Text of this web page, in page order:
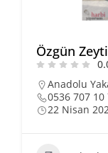
Özgün
Anadolu
0536 707 10
22 Nisan